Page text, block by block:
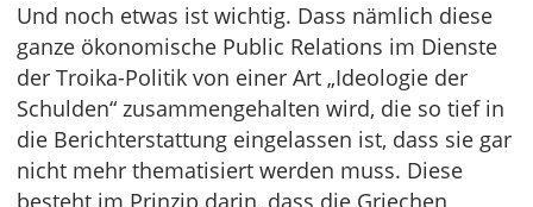
Und noch etwas ist wichtig. Dass nämlich diese
ganze ökonomische Public Relations im Dienste
der Troika-Politik von einer Art „Ideologie der
Schulden“ zusammengehalten wird, die so tief in
die Berichterstattung eingelassen ist, dass sie gar
nicht mehr thematisiert werden muss. Diese
besteht im Prinzip darin, dass die Griechen